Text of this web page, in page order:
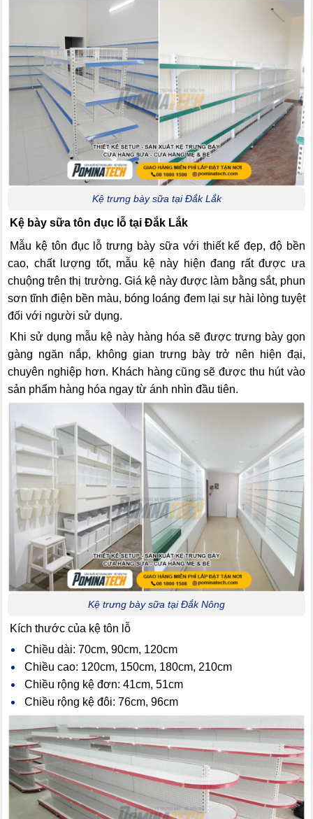
Kệ trưng bày sữa tại Đắk Lắk
Kệ bày sữa tôn đục lỗ tại Đắk Lắk
Mẫu kệ tôn đục lỗ trưng bày sữa với thiết kế đẹp, độ bền
cao, chất lượng tốt, mẫu kệ này hiện đang rất được ưa
chuộng trên thị trường. Giá kệ này được làm bằng sắt, phun
sơn tĩnh điện bền màu, bóng loáng đem lại sự hài lòng tuyệt
đối với người sử dụng.
Khi sử dụng mẫu kệ này hàng hóa sẽ được trưng bày gọn
gàng ngăn nắp, không gian trưng bày trở nên hiện đại,
chuyên nghiệp hơn. Khách hàng cũng sẽ được thu hút vào
sản phẩm hàng hóa ngay từ ánh nhìn đầu tiên.
Kệ trưng bày sữa tại Đắk Nông
Kích thước của kệ tôn lỗ
Chiều dài: 70cm, 90cm, 120cm
Chiều cao: 120cm, 150cm, 180cm, 210cm
Chiều rộng kệ đơn: 41cm, 51cm
Chiều rộng kệ đôi: 76cm, 96cm